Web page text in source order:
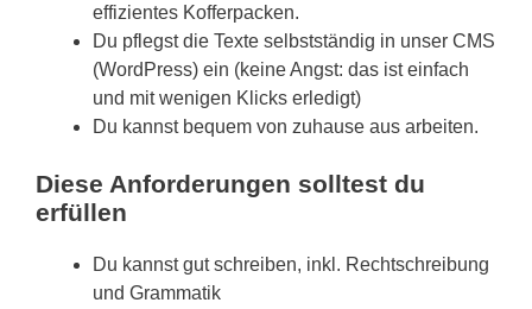
effizientes Kofferpacken.
Du pflegst die Texte selbstständig in unser CMS
(WordPress) ein (keine Angst: das ist einfach
und mit wenigen Klicks erledigt)
Du kannst bequem von zuhause aus arbeiten.
Diese Anforderungen solltest du
erfüllen
Du kannst gut schreiben, inkl. Rechtschreibung
und Grammatik